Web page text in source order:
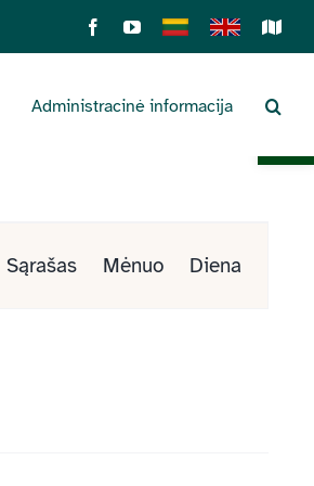
FacebookYouTube
Lietuviškai
English
Administracinė informacija
Views
Sąrašas Mėnuo Diena